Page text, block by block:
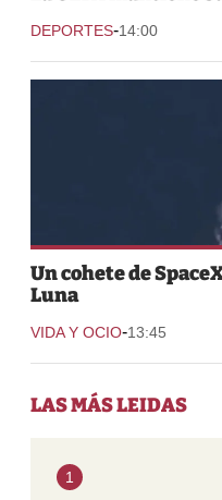
DEPORTES-14:00
Un cohete de
Luna
VIDA Y OCIO-13:45
LAS MÁS LEIDAS
1